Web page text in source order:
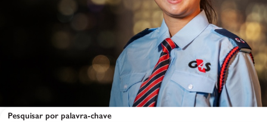
Pesquisar por palavra-chave